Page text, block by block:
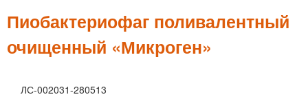
Пиобактериофаг поливалентный
очищенный «Микроген»
ЛС-002031-280513